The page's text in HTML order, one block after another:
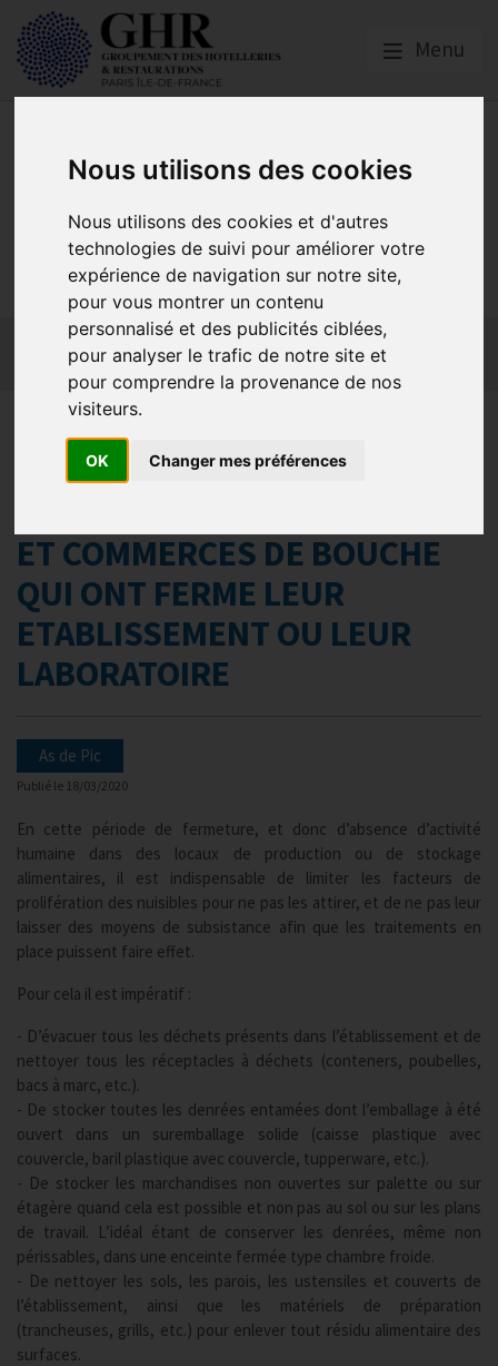
Nous utilisons des cookies
Nous utilisons des cookies et d'autres
technologies de suivi pour améliorer votre
expérience de navigation sur notre site,
pour vous montrer un contenu
personnalisé et des publicités ciblées,
pour analyser le trafic de notre site et
pour comprendre la provenance de nos
visiteurs.
OK Changer mes préférences
Menu
GHR PARIS ÎLE-DE-
FRANCE
Actualités Qui sommes-nous ?
GHR National
Partenaires
Contact adhésion
A L’ATTENTION DES
CAFETIERS, HOTELIERS,
ET COMMERCES DE BOUCHE
QUI ONT FERME LEUR
ETABLISSEMENT OU LEUR
LABORATOIRE
As de Pic
Publié le 18/03/2020
En cette période de fermeture, et donc d’absence d’activité
humaine dans des locaux de production ou de stockage
alimentaires, il est indispensable de limiter les facteurs de
prolifération des nuisibles pour ne pas les attirer, et de ne pas leur
laisser des moyens de subsistance afin que les traitements en
place puissent faire effet.
Pour cela il est impératif :
- D’évacuer tous les déchets présents dans l’établissement et de
nettoyer tous les réceptacles à déchets (conteners, poubelles,
bacs à marc, etc.).
- De stocker toutes les denrées entamées dont l’emballage à été
ouvert dans un suremballage solide (caisse plastique avec
couvercle, baril plastique avec couvercle, tupperware, etc.).
- De stocker les marchandises non ouvertes sur palette ou sur
étagère quand cela est possible et non pas au sol ou sur les plans
de travail. L’idéal étant de conserver les denrées, même non
périssables, dans une enceinte fermée type chambre froide.
- De nettoyer les sols, les parois, les ustensiles et couverts de
l’établissement, ainsi que les matériels de préparation
(trancheuses, grills, etc.) pour enlever tout résidu alimentaire des
surfaces.